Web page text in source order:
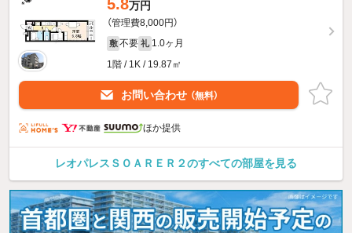
5.8万円
（管理費8,000円）
敷 不要 礼 1.0ヶ月
1階 / 1K / 19.87㎡
お問い合わせ （無料）
ほか提供
レオパレスＳＯＡＲＥＲ２のすべての部屋を見る